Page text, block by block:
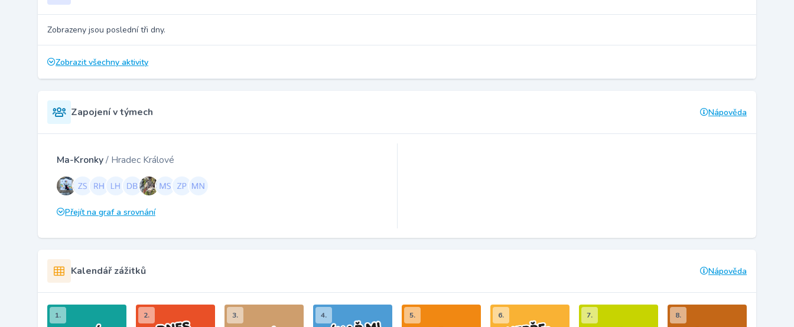
Zobrazeny jsou poslední tři dny.
Zobrazit všechny aktivity
Zapojení v týmech Nápověda
Ma-Kronky/ Hradec Králové
Přejít na graf a srovnání
Kalendář zážitků Nápověda
1. 2. 3. 4. 5. 6. 7. 8.